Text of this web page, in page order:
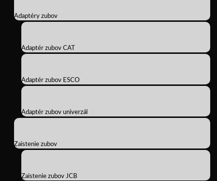
Adaptéry zubov
Adaptér zubov CAT
Adaptér zubov ESCO
Adaptér zubov univerzál
Zaistenie zubov
Zaistenie zubov JCB